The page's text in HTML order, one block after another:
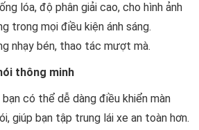
lóa, độ phân giải cao, cho hình ảnh
trong mọi điều kiện ánh sáng.
nhạy bén, thao tác mượt mà.
thông minh
có thể dễ dàng điều khiển màn
giúp bạn tập trung lái xe an toàn hơn.